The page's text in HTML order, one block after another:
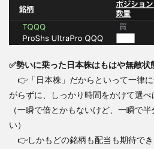
✅勢いに乗った日本株はもはや無敵状
👉「日本株」だからといって一律
がらずに、しっかり時間をかけて選
（一瞬で倍とかもないけど、一瞬で
い）
👉しかもどの銘柄も配当も期待で